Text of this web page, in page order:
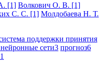
[1] Волкович О. В. [1]
С. С. [1] Молдобаева Н. Т.
поддержки принятия
сети3 прогноз6
1